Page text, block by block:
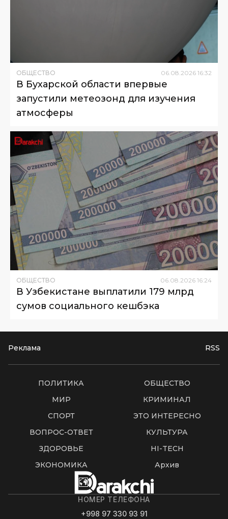
ОБЩЕСТВО 06 08 2026 16:32
В Бухарской области впервые
запустили метеозонд для изучения
атмосферы
ОБЩЕСТВО 06.08.2026 16:24
В Узбекистане выплатили 179 млрд
сумов социального кешбэка
Реклама RSS
ПОЛИТИКА
ОБЩЕСТВО
МИР
КРИМИНАЛ
СПОРТ
ЭТО ИНТЕРЕСНО
ВОПРОС-ОТВЕТ
КУЛЬТУРА
ЗДОРОВЬЕ
HI-TECH
ЭКОНОМИКА
Архив
НОМЕР ТЕЛЕФОНА
+998 97 330 93 91